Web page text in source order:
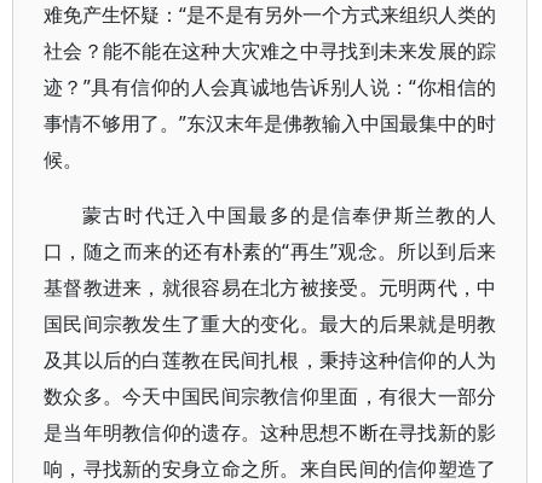
难免产生怀疑：“是不是有另外一个方式来组织人类的
社会？能不能在这种大灾难之中寻找到未来发展的踪
迹？”具有信仰的人会真诚地告诉别人说：“你相信的
事情不够用了。”东汉末年是佛教输入中国最集中的时
候。
蒙古时代迁入中国最多的是信奉伊斯兰教的人
口，随之而来的还有朴素的“再生”观念。所以到后来
基督教进来，就很容易在北方被接受。元明两代，中
国民间宗教发生了重大的变化。最大的后果就是明教
及其以后的白莲教在民间扎根，秉持这种信仰的人为
数众多。今天中国民间宗教信仰里面，有很大一部分
是当年明教信仰的遗存。这种思想不断在寻找新的影
响，寻找新的安身立命之所。来自民间的信仰塑造了